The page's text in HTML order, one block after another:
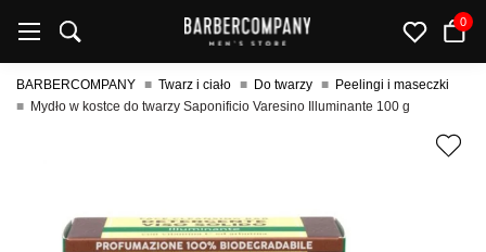
0
BARBERCOMPANY Twarz i ciało Do twarzy
Peelingi i maseczki
Mydło w kostce do twarzy Saponificio Varesino Illuminante 100 g